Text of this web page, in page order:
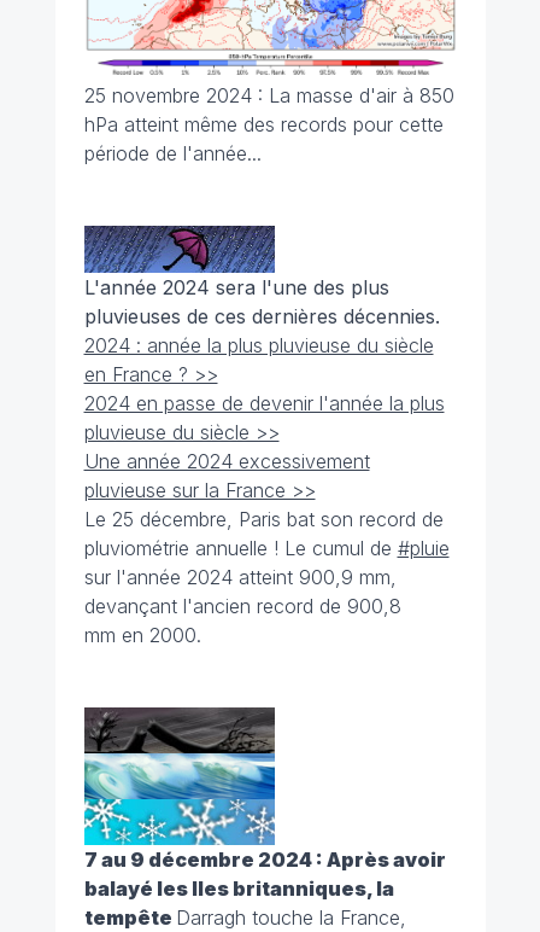
25 novembre 2024 : La masse d'air à 850
hPa atteint même des records pour cette
période de l'année...
L'année 2024 sera l'une des plus
pluvieuses de ces dernières décennies.
2024 : année la plus pluvieuse du siècle
en France ? >>
2024 en passe de devenir l'année la plus
pluvieuse du siècle >>
Une année 2024 excessivement
pluvieuse sur la France >>
Le 25 décembre, Paris bat son record de
pluviométrie annuelle ! Le cumul de #pluie
sur l'année 2024 atteint 900,9 mm,
devançant l'ancien record de 900,8
mm en 2000.
7 au 9 décembre 2024 : Après avoir
balayé les Iles britanniques, la
tempête Darragh touche la France,